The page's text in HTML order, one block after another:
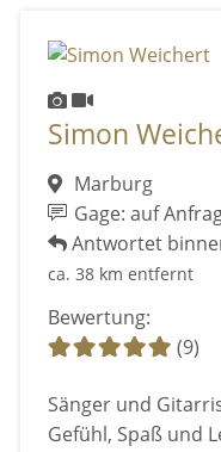
Simon
Marburg
Gage: auf
Antwortet
ca. 38 km entfernt
Bewertung:
(9)
Sänger und
Gefühl, Spaß und